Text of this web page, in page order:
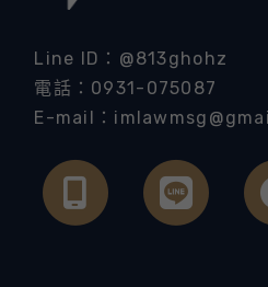
Line ID：@813ghohz
電話：0931-075087
E-mail：